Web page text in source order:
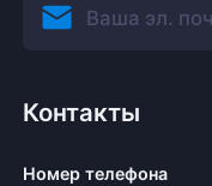
Контакты
Номер телефона